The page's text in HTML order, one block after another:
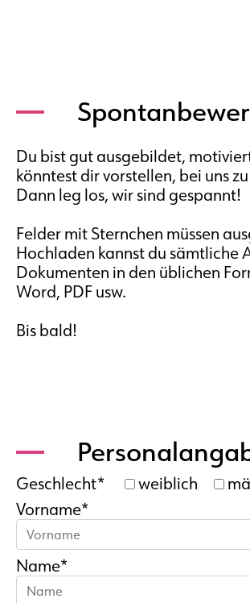
Du bist gut ausgebildet,
könntest dir vorstellen, bei uns
Dann leg los, wir sind gespannt!
Felder mit Sternchen müssen
Hochladen kannst du sämtliche
Dokumenten in den üblichen
Word, PDF usw.
Bis bald!
Geschlecht* weiblich
Vorname*
Name*